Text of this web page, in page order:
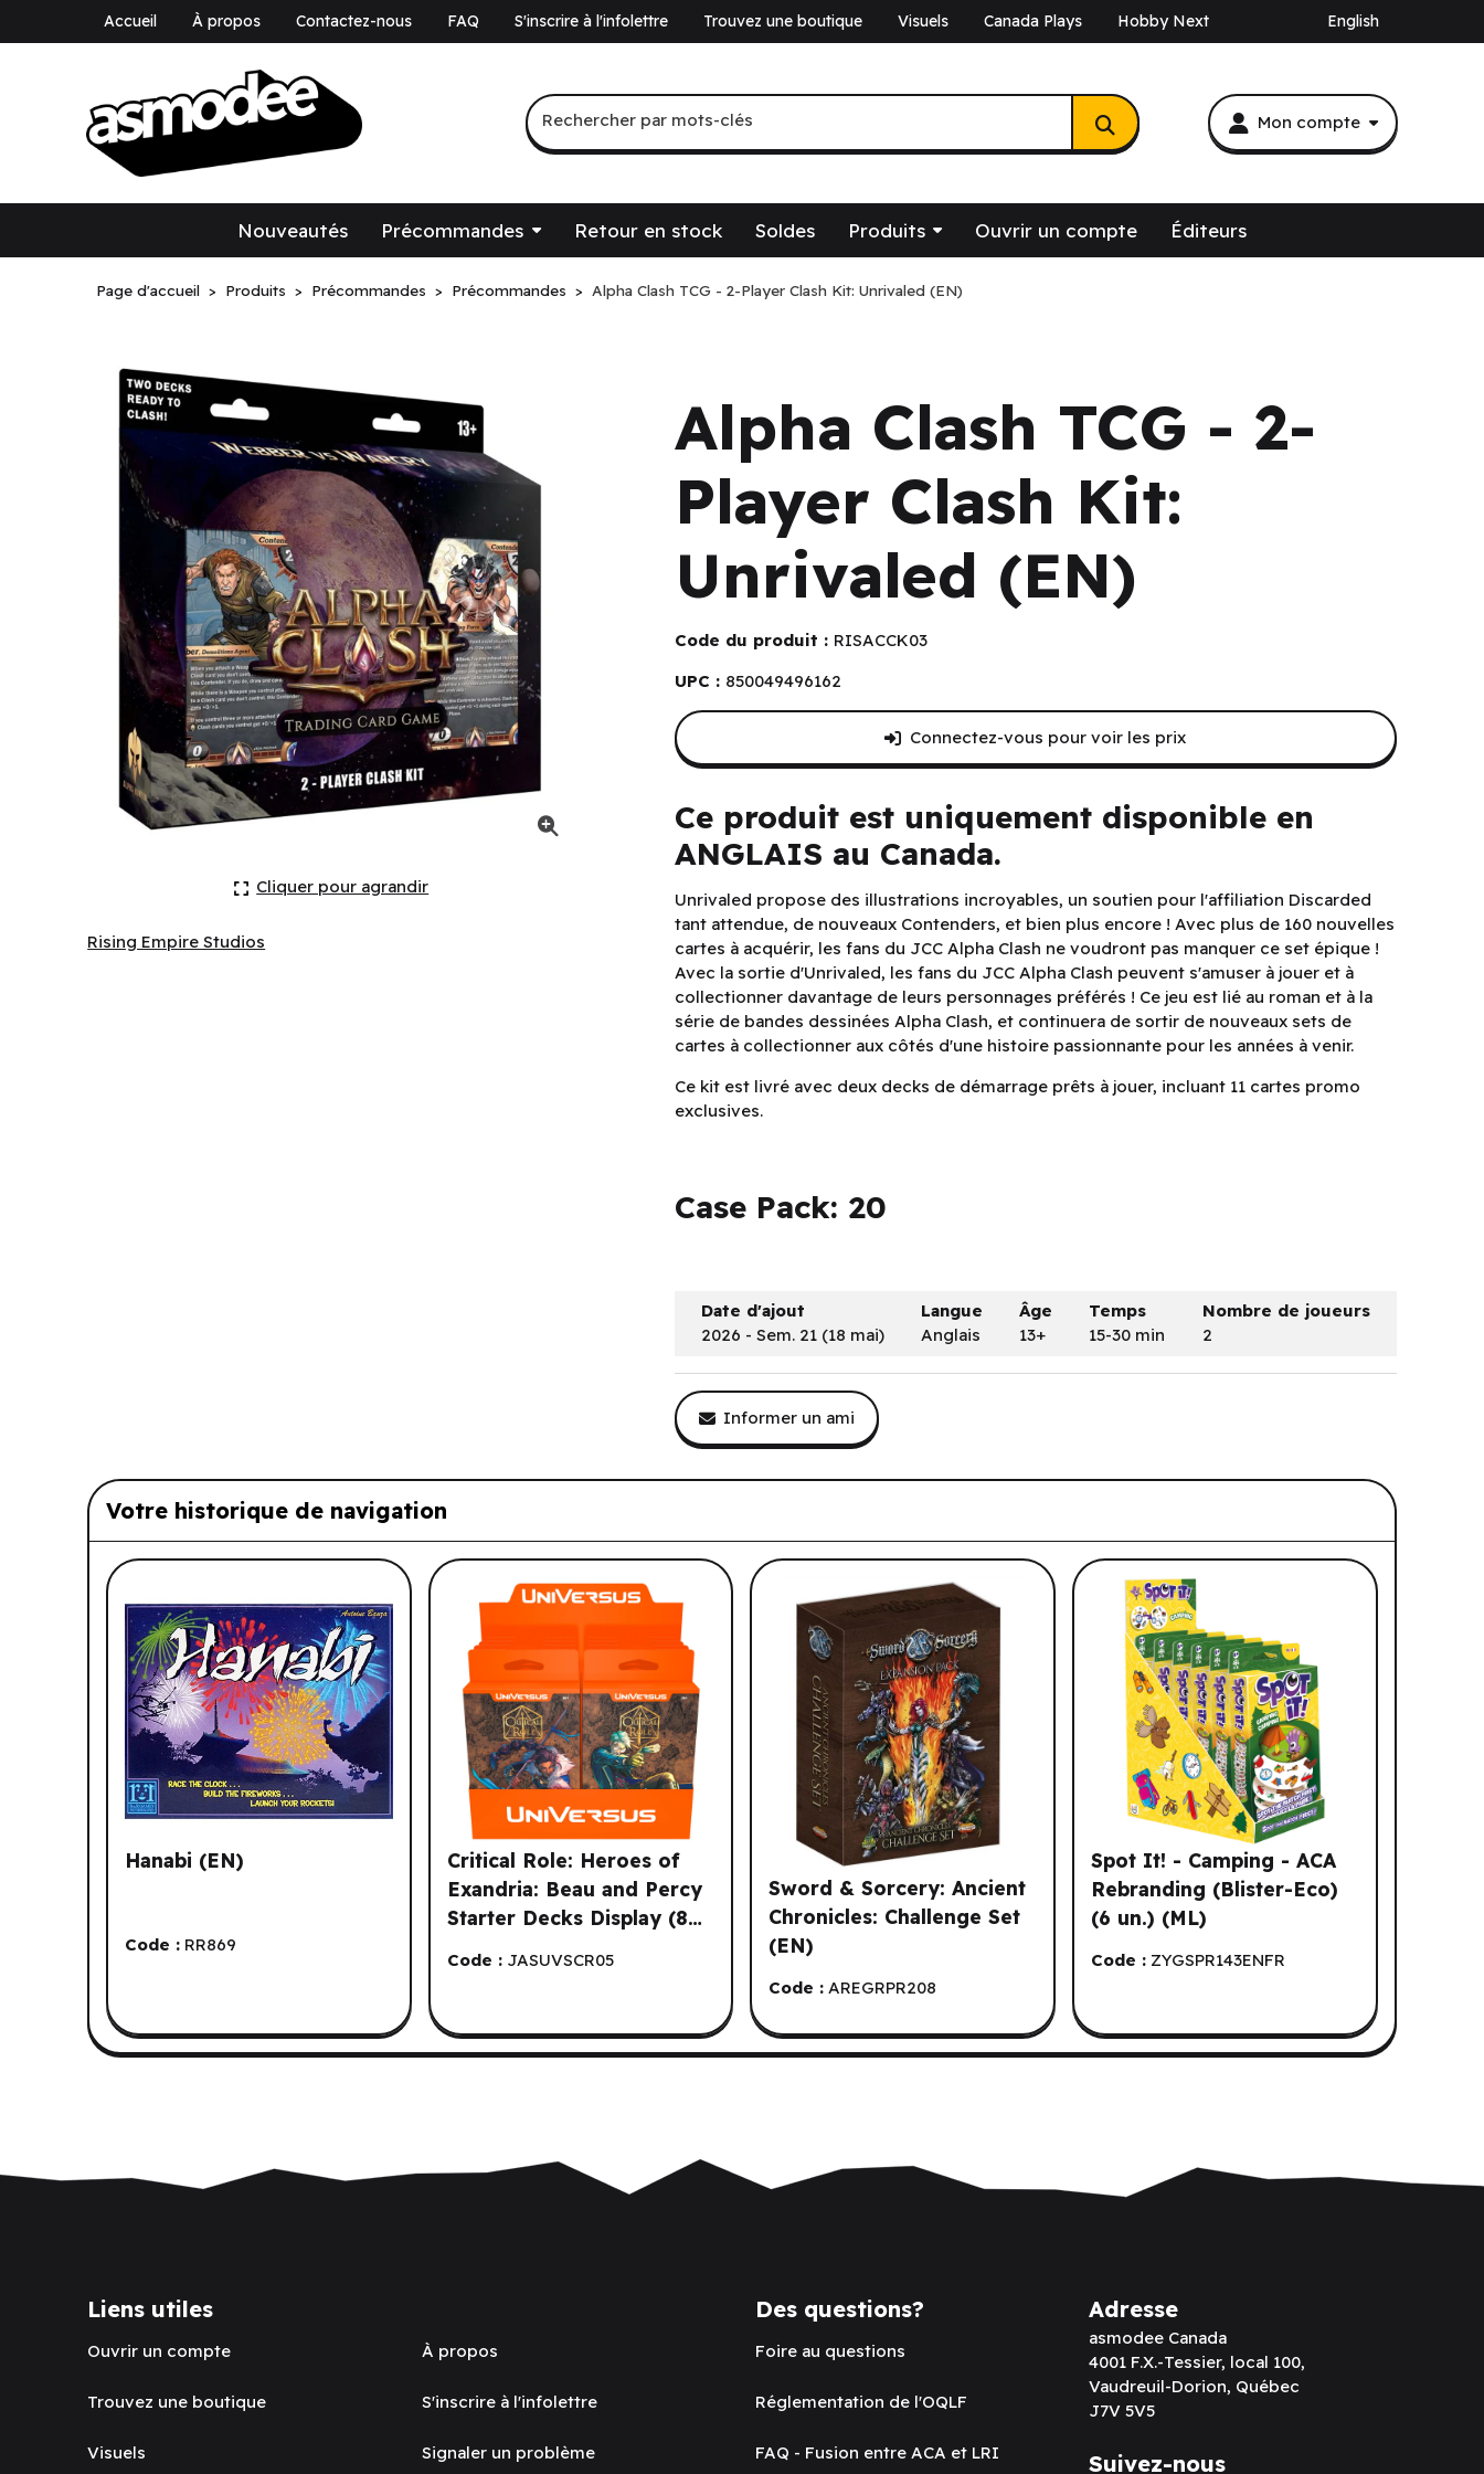
Accueil À propos Contactez-nous FAQ S'inscrire à l'infolettre Trouvez une boutique Visuels Canada Plays Hobby Next English
Mon compte
Recherche par mots-clés
Rechercher par mots-clés
Nouveautés Précommandes Retour en stock Soldes Produits Ouvrir un compte Éditeurs
Page d'accueil Produits Précommandes Précommandes Alpha Clash TCG - 2-Player Clash Kit: Unrivaled (EN)
Cliquer pour agrandir
Rising Empire Studios
Alpha Clash TCG - 2-
Player Clash Kit:
Unrivaled (EN)
Code du produit : RISACCK03
UPC : 850049496162
Ce produit est uniquement disponible en
ANGLAIS au Canada.
Unrivaled propose des illustrations incroyables, un soutien pour l'affiliation Discarded
tant attendue, de nouveaux Contenders, et bien plus encore ! Avec plus de 160 nouvelles
cartes à acquérir, les fans du JCC Alpha Clash ne voudront pas manquer ce set épique !
Avec la sortie d'Unrivaled, les fans du JCC Alpha Clash peuvent s'amuser à jouer et à
collectionner davantage de leurs personnages préférés ! Ce jeu est lié au roman et à la
série de bandes dessinées Alpha Clash, et continuera de sortir de nouveaux sets de
cartes à collectionner aux côtés d'une histoire passionnante pour les années à venir.
Ce kit est livré avec deux decks de démarrage prêts à jouer, incluant 11 cartes promo
exclusives.
Case Pack: 20
Connectez-vous pour voir les prix
Date d'ajout
2026 - Sem. 21 (18 mai)
Langue
Anglais
Âge
13+
Temps
15-30 min
Nombre de joueurs
2
Informer un ami
Votre historique de navigation
Liste de produits suggérés: Votre historique de navigation.
Hanabi (EN)
Code : RR869
Critical Role: Heroes of
Exandria: Beau and Percy
Starter Decks Display (8
Code : JASUVSCR05
Sword & Sorcery: Ancient
Chronicles: Challenge Set
(EN)
Code : AREGRPR208
Spot It! - Camping - ACA
Rebranding (Blister-Eco)
(6 un.) (ML)
Code : ZYGSPR143ENFR
Liens utiles
Ouvrir un compte
Trouvez une boutique
Visuels
À propos
S'inscrire à l'infolettre
Signaler un problème
Des questions?
Foire au questions
Réglementation de l'OQLF
FAQ - Fusion entre ACA et LRI
Adresse
asmodee Canada
4001 F.X.-Tessier, local 100,
Vaudreuil-Dorion, Québec
J7V 5V5
Suivez-nous